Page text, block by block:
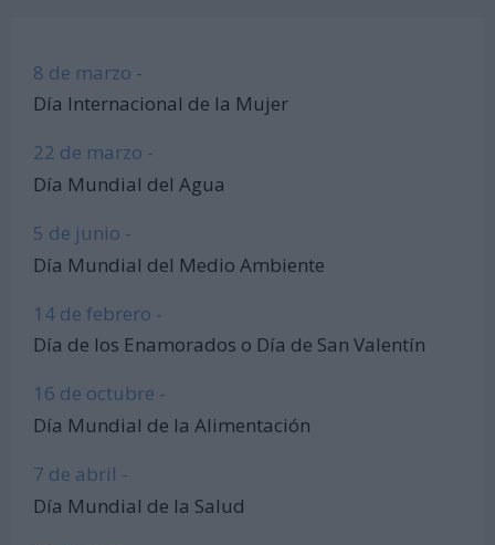
8 de marzo -
Día Internacional de la Mujer
22 de marzo -
Día Mundial del Agua
5 de junio -
Día Mundial del Medio Ambiente
14 de febrero -
Día de los Enamorados o Día de San Valentín
16 de octubre -
Día Mundial de la Alimentación
7 de abril -
Día Mundial de la Salud